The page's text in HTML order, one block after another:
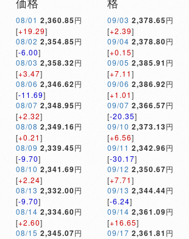
08/01 2,360.85円
[+19.29]
08/02 2,354.85円
[-6.00]
08/03 2,358.32円
[+3.47]
08/06 2,346.62円
[-11.69]
08/07 2,348.95円
[+2.32]
08/08 2,349.16円
[+0.21]
08/09 2,339.45円
[-9.70]
08/10 2,341.69円
[+2.24]
08/13 2,332.00円
[-9.70]
08/14 2,334.60円
[+2.60]
08/15 2,345.07円
09/03 2,378.65円
[+2.39]
09/04 2,378.80円
[+0.15]
09/05 2,385.91 円
[+7.11]
09/06 2,386.92円
[+1.01]
09/07 2,366.57円
[-20.35]
09/10 2,373.13円
[+6.56]
09/11 2,342.96円
[-30.17]
09/12 2,350.67円
[+7.71]
09/13 2,344.44円
[-6.24]
09/14 2,361.09円
[+16.65]
09/17 2,361.81 円